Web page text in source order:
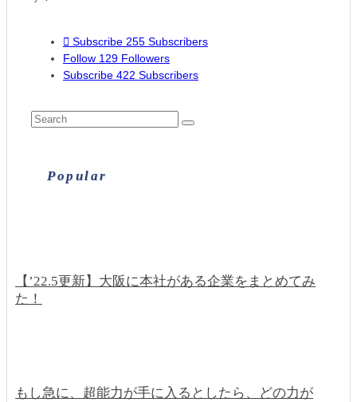
Subscribe 255 Subscribers
Follow 129 Followers
Subscribe 422 Subscribers
Popular
【’22.5更新】大阪に本社がある企業をまとめてみ
た！
もし急に、超能力が手に入るとしたら、どの力が